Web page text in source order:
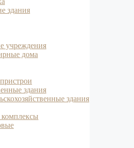
здания
учреждения
дома
здания
здания